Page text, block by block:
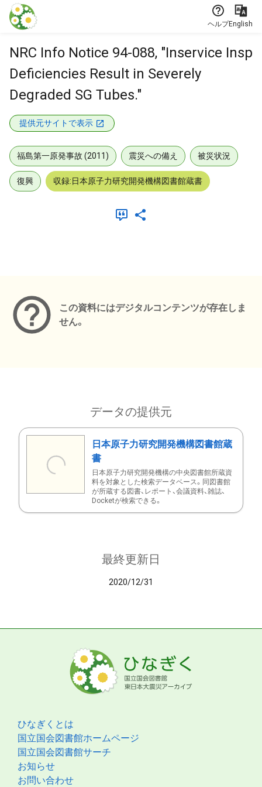
本文に飛ぶ
ヘルプEnglish
NRC Info Notice 94-088, "Inservice Insp
Deficiencies Result in Severely
Degraded SG Tubes."
提供元サイトで表示
福島第一原発事故 (2011) 震災への備え 被災状況
復興 収録:日本原子力研究開発機構図書館蔵書
この資料にはデジタルコンテンツが存在しま
せん。
データの提供元
日本原子力研究開発機構図書館蔵
書
日本原子力研究開発機構の中央図書館所蔵資
料を対象とした検索データベース。同図書館
が所蔵する図書、レポート、会議資料、雑誌、
Docketが検索できる。
最終更新日
2020/12/31
ひなぎくとは
国立国会図書館ホームページ
国立国会図書館サーチ
お知らせ
お問い合わせ